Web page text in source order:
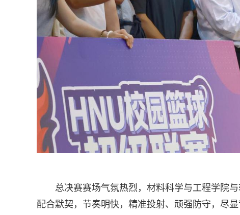
总决赛赛场气氛热烈，材料科学与工程学院
配合默契，节奏明快，精准投射、顽强防守，尽